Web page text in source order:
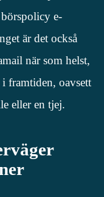
e-
är det också
när som helst,
framtiden, oavsett
eller en tjej.